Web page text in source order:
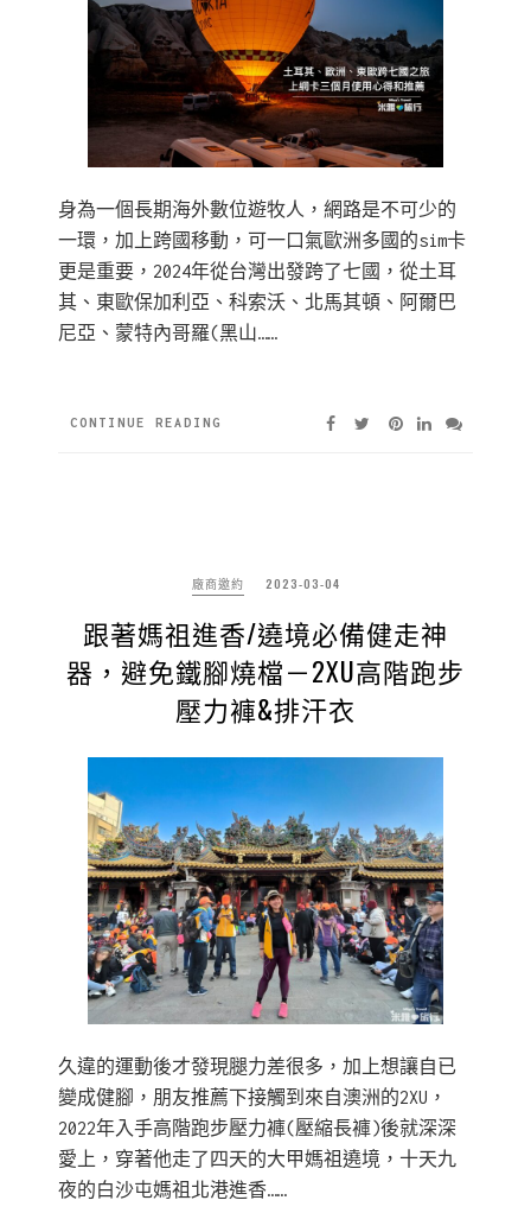
身為一個長期海外數位遊牧人，網路是不可少的
一環，加上跨國移動，可一口氣歐洲多國的sim卡
更是重要，2024年從台灣出發跨了七國，從土耳
其、東歐保加利亞、科索沃、北馬其頓、阿爾巴
尼亞、蒙特內哥羅(黑山……
CONTINUE READING
廠商邀約 2023-03-04
跟著媽祖進香/遶境必備健走神
器，避免鐵腳燒檔－2XU高階跑步
壓力褲&排汗衣
久違的運動後才發現腿力差很多，加上想讓自已
變成健腳，朋友推薦下接觸到來自澳洲的2XU，
2022年入手高階跑步壓力褲(壓縮長褲)後就深深
愛上，穿著他走了四天的大甲媽祖遶境，十天九
夜的白沙屯媽祖北港進香……